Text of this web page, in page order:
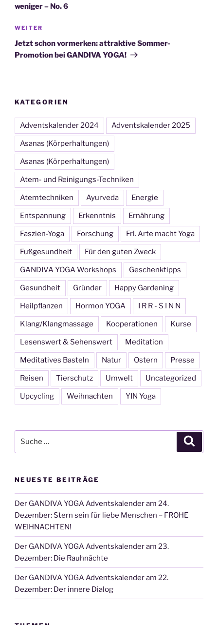
weniger – No. 6
Nächster
Beitrag
WEITER
Jetzt schon vormerken: attraktive Sommer-
Promotion bei GANDIVA YOGA!
KATEGORIEN
Adventskalender 2024 Adventskalender 2025
Asanas (Körperhaltungen)
Asanas (Körperhaltungen)
Atem- und Reinigungs-Techniken
Atemtechniken Ayurveda Energie
Entspannung Erkenntnis Ernährung
Faszien-Yoga Forschung Frl. Arte macht Yoga
Fußgesundheit Für den guten Zweck
GANDIVA YOGA Workshops Geschenktipps
Gesundheit Gründer Happy Gardening
Heilpflanzen Hormon YOGA I R R - S I N N
Klang/Klangmassage Kooperationen Kurse
Lesenswert & Sehenswert Meditation
Meditatives Basteln Natur Ostern Presse
Reisen Tierschutz Umwelt Uncategorized
Upcycling Weihnachten YIN Yoga
nach:
NEUESTE BEITRÄGE
Der GANDIVA YOGA Adventskalender am 24.
Dezember: Stern sein für liebe Menschen – FROHE
WEIHNACHTEN!
Der GANDIVA YOGA Adventskalender am 23.
Dezember: Die Rauhnächte
Der GANDIVA YOGA Adventskalender am 22.
Dezember: Der innere Dialog